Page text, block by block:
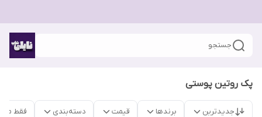
جستجو
پک روتین پوستی
جدیدترین برندها قیمت دسته‌بندی فقط